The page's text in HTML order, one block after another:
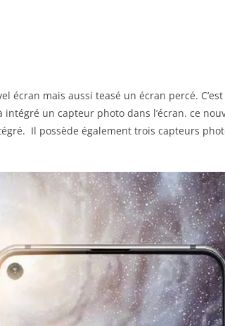
écran mais aussi teasé un écran percé.
un capteur photo dans l’écran. ce
Il possède également trois capteurs